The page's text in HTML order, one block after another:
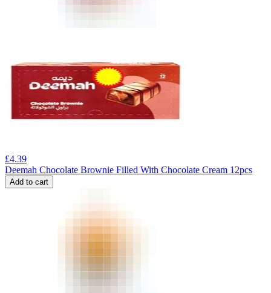
£4.39
Deemah Chocolate Brownie Filled With Chocolate Cream 12pcs
Add to cart